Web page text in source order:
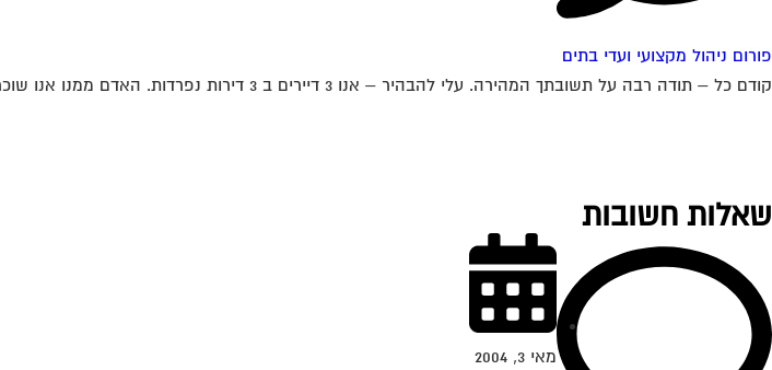
פורום ניהול מקצועי ועדי בתים
קודם כל – תודה רבה על תשובתך המהירה. עלי להבהיר – אנו 3 דיירים ב 3 דירות נפרדות. האדם ממנו אנו שוכרים את הדירות הוא...
שאלות חשובות
מאי 3, 2004